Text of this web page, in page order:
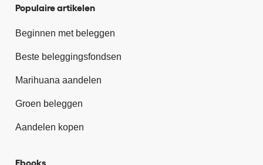
Populaire artikelen
Beginnen met beleggen
Beste beleggingsfondsen
Marihuana aandelen
Groen beleggen
Aandelen kopen
Ebooks